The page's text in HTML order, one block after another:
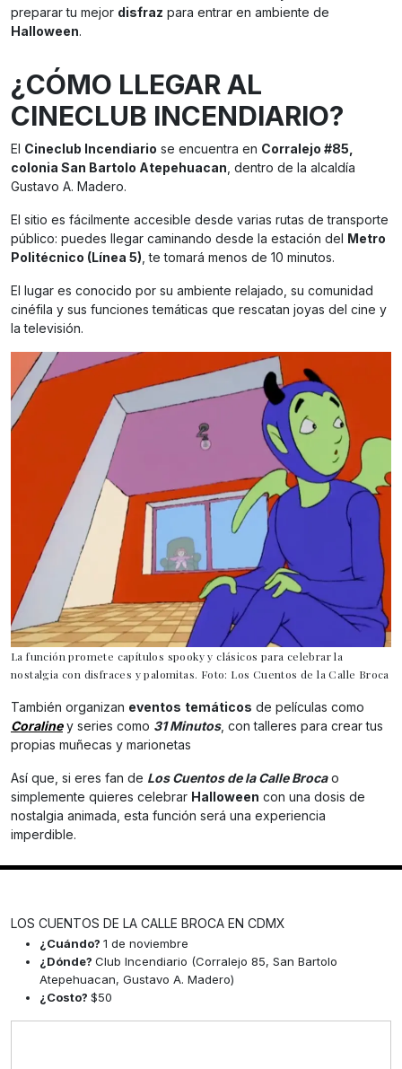
preparar tu mejor disfraz para entrar en ambiente de
Halloween.
¿CÓMO LLEGAR AL
CINECLUB INCENDIARIO?
El Cineclub Incendiario se encuentra en Corralejo #85,
colonia San Bartolo Atepehuacan , dentro de la alcaldía
Gustavo A. Madero.
El sitio es fácilmente accesible desde varias rutas de transporte
público: puedes llegar caminando desde la estación del Metro
Politécnico (Línea 5) , te tomará menos de 10 minutos.
El lugar es conocido por su ambiente relajado, su comunidad
cinéfila y sus funciones temáticas que rescatan joyas del cine y
la televisión.
La función promete capítulos spooky y clásicos para celebrar la
nostalgia con disfraces y palomitas. Foto: Los Cuentos de la Calle Broca
También organizan eventos temáticos de películas como
Coraliney series como 31 Minutos, con talleres para crear tus
propias muñecas y marionetas
Así que, si eres fan de Los Cuentos de la Calle Brocao
simplemente quieres celebrar Halloween con una dosis de
nostalgia animada, esta función será una experiencia
imperdible.
LOS CUENTOS DE LA CALLE BROCA EN CDMX
¿Cuándo? 1 de noviembre
¿Dónde? Club Incendiario (Corralejo 85, San Bartolo
Atepehuacan, Gustavo A. Madero)
¿Costo? $50